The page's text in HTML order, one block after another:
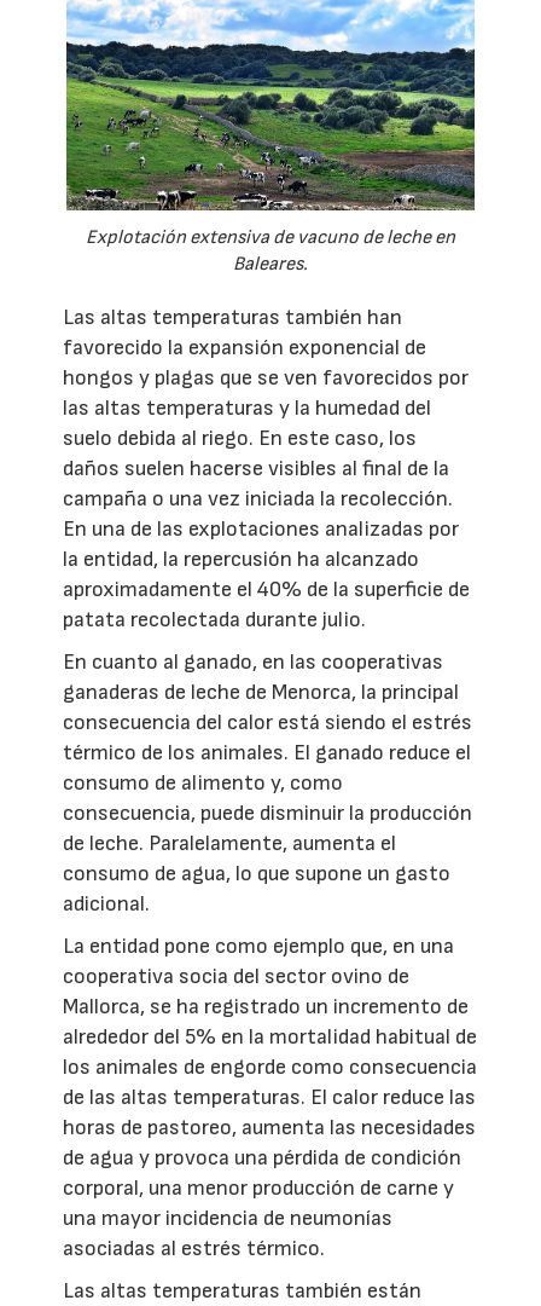
Explotación extensiva de vacuno de leche en
Baleares.
Las altas temperaturas también han
favorecido la expansión exponencial de
hongos y plagas que se ven favorecidos por
las altas temperaturas y la humedad del
suelo debida al riego. En este caso, los
daños suelen hacerse visibles al final de la
campaña o una vez iniciada la recolección.
En una de las explotaciones analizadas por
la entidad, la repercusión ha alcanzado
aproximadamente el 40% de la superficie de
patata recolectada durante julio.
En cuanto al ganado, en las cooperativas
ganaderas de leche de Menorca, la principal
consecuencia del calor está siendo el estrés
térmico de los animales. El ganado reduce el
consumo de alimento y, como
consecuencia, puede disminuir la producción
de leche. Paralelamente, aumenta el
consumo de agua, lo que supone un gasto
adicional.
La entidad pone como ejemplo que, en una
cooperativa socia del sector ovino de
Mallorca, se ha registrado un incremento de
alrededor del 5% en la mortalidad habitual de
los animales de engorde como consecuencia
de las altas temperaturas. El calor reduce las
horas de pastoreo, aumenta las necesidades
de agua y provoca una pérdida de condición
corporal, una menor producción de carne y
una mayor incidencia de neumonías
asociadas al estrés térmico.
Las altas temperaturas también están